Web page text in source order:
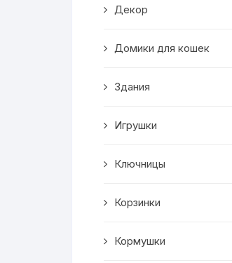
Рамки для фото
Светильники
Подставки
Мини бары
Декор
Домики для кошек
Здания
Игрушки
Ключницы
Корзинки
Кормушки